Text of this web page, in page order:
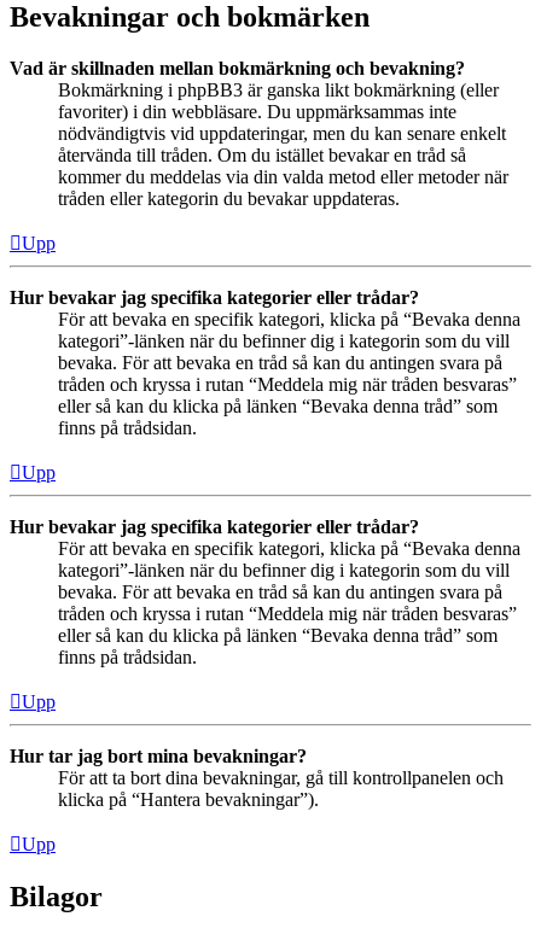
Bevakningar och bokmärken
Vad är skillnaden mellan bokmärkning och bevakning?
Bokmärkning i phpBB3 är ganska likt bokmärkning (eller
favoriter) i din webbläsare. Du uppmärksammas inte
nödvändigtvis vid uppdateringar, men du kan senare enkelt
återvända till tråden. Om du istället bevakar en tråd så
kommer du meddelas via din valda metod eller metoder när
tråden eller kategorin du bevakar uppdateras.
Upp
Hur bevakar jag specifika kategorier eller trådar?
För att bevaka en specifik kategori, klicka på “Bevaka denna
kategori”-länken när du befinner dig i kategorin som du vill
bevaka. För att bevaka en tråd så kan du antingen svara på
tråden och kryssa i rutan “Meddela mig när tråden besvaras”
eller så kan du klicka på länken “Bevaka denna tråd” som
finns på trådsidan.
Upp
Hur bevakar jag specifika kategorier eller trådar?
För att bevaka en specifik kategori, klicka på “Bevaka denna
kategori”-länken när du befinner dig i kategorin som du vill
bevaka. För att bevaka en tråd så kan du antingen svara på
tråden och kryssa i rutan “Meddela mig när tråden besvaras”
eller så kan du klicka på länken “Bevaka denna tråd” som
finns på trådsidan.
Upp
Hur tar jag bort mina bevakningar?
För att ta bort dina bevakningar, gå till kontrollpanelen och
klicka på “Hantera bevakningar”).
Upp
Bilagor